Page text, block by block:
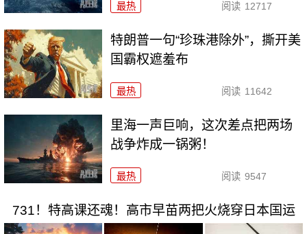
最热 阅读 12717
特朗普一句“珍珠港除外”，撕开美
国霸权遮羞布
最热 阅读 11642
里海一声巨响，这次差点把两场
战争炸成一锅粥！
最热 阅读 9547
731！特高课还魂！高市早苗两把火烧穿日本国运